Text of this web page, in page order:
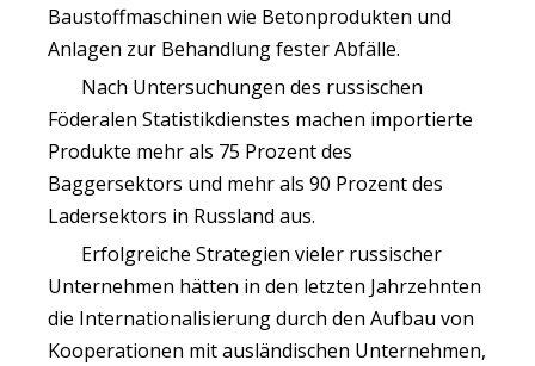
Baustoffmaschinen wie Betonprodukten und
Anlagen zur Behandlung fester Abfälle.
Nach Untersuchungen des russischen
Föderalen Statistikdienstes machen importierte
Produkte mehr als 75 Prozent des
Baggersektors und mehr als 90 Prozent des
Ladersektors in Russland aus.
Erfolgreiche Strategien vieler russischer
Unternehmen hätten in den letzten Jahrzehnten
die Internationalisierung durch den Aufbau von
Kooperationen mit ausländischen Unternehmen,